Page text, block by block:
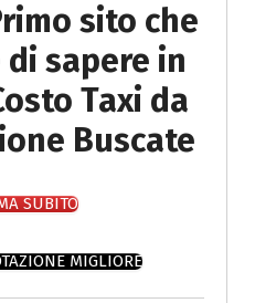
sito che
sapere in
Taxi da
Buscate
SUBITO
MIGLIORE